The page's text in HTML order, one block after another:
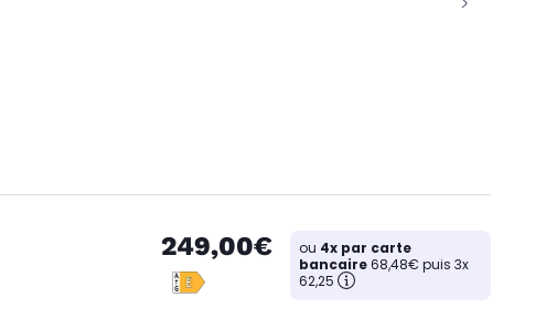
249,00€ ou 4x par carte
bancaire68,48€ puis 3x
62,25